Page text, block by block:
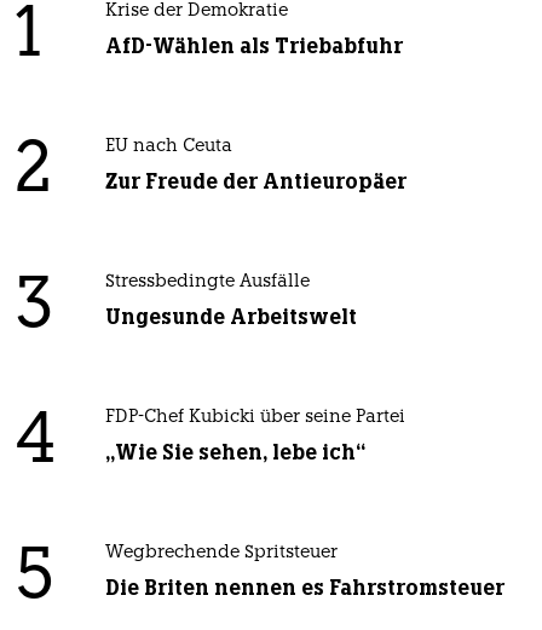
1 Krise der Demokratie
AfD-Wählen als Triebabfuhr
2 EU nach Ceuta
Zur Freude der Antieuropäer
3 Stressbedingte Ausfälle
Ungesunde Arbeitswelt
4 FDP-Chef Kubicki über seine Partei
„Wie Sie sehen, lebe ich“
5 Wegbrechende Spritsteuer
Die Briten nennen es Fahrstromsteuer